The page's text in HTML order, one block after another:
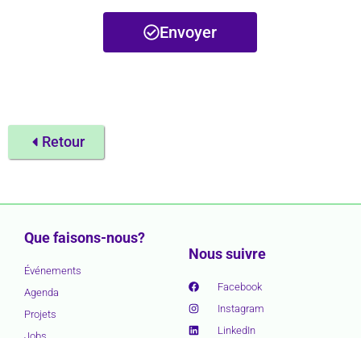
Envoyer
Retour
Que faisons-nous?
Événements
Agenda
Projets
Nous suivre
Facebook
Instagram
LinkedIn